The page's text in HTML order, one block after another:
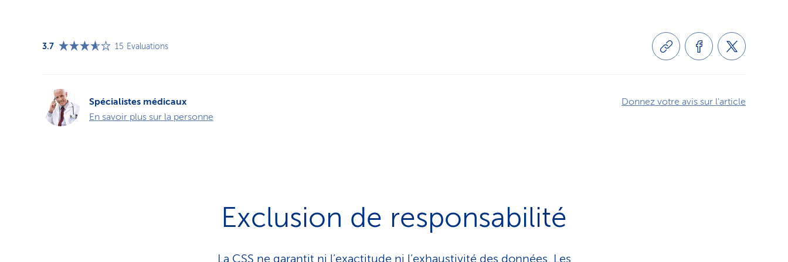
3.7 15 Evaluations
Spécialistes médicaux
En savoir plus sur la personne
Donnez votre avis sur l'article
Exclusion de responsabilité
La CSS ne garantit ni l’exactitude ni l’exhaustivité des données. Les